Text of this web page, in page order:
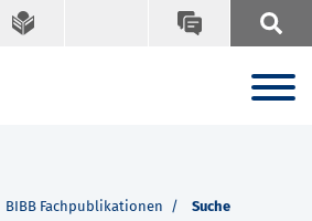
BIBB Fachpublikationen Suche